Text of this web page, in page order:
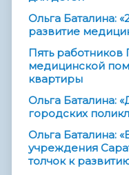
Ольга Баталина:
развитие
Пять работников
медицинской
квартиры
Ольга Баталина:
городских
Ольга Баталина:
учреждения
толчок к